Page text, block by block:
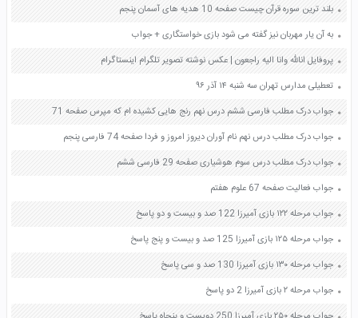
بلند ترین سوره قرآن چیست صفحه 10 هدیه های آسمان پنجم
به آن یار مهربان نیز گفته می شود بازی خواستگاری + جواب
پروفایل انالله وانا الیه راجعون | عکس نوشته تصویر تلگرام اینستاگرام
تعطیلی مدارس تهران سه شنبه ۱۴ آذر ۹۶
جواب درک مطلب فارسی ششم درس نهم رنج هایی کشیده ام که مپرس صفحه 71
جواب درک مطلب درس نهم نام آوران دیروز امروز و فردا صفحه 74 فارسی پنجم
جواب درک مطلب درس سوم هوشیاری صفحه 29 فارسی ششم
جواب فعالیت صفحه 67 علوم هفتم
جواب مرحله ۱۲۲ بازی آمیرزا 122 صد و بیست و دو پاسخ
جواب مرحله ۱۲۵ بازی آمیرزا 125 صد و بیست و پنج پاسخ
جواب مرحله ۱۳۰ بازی آمیرزا 130 صد و سی پاسخ
جواب مرحله ۲ بازی آمیرزا 2 دو پاسخ